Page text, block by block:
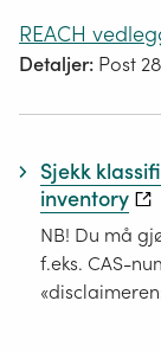
REACH
Detaljer: Post
Sjekk
inventory
NB! Du må
f.eks. CAS-